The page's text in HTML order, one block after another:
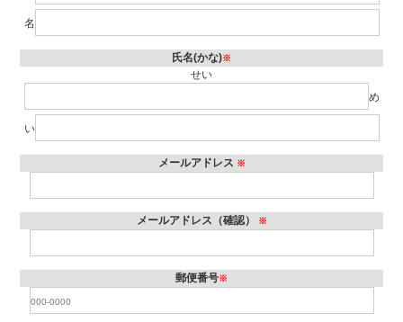
名
氏名(かな)※
せい
め
い
メールアドレス ※
メールアドレス（確認） ※
郵便番号※